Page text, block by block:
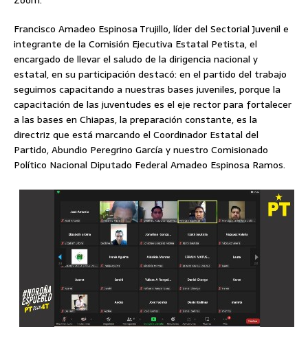
Francisco Amadeo Espinosa Trujillo, líder del Sectorial Juvenil e
integrante de la Comisión Ejecutiva Estatal Petista, el
encargado de llevar el saludo de la dirigencia nacional y
estatal, en su participación destacó: en el partido del trabajo
seguimos capacitando a nuestras bases juveniles, porque la
capacitación de las juventudes es el eje rector para fortalecer
a las bases en Chiapas, la preparación constante, es la
directriz que está marcando el Coordinador Estatal del
Partido, Abundio Peregrino García y nuestro Comisionado
Político Nacional Diputado Federal Amadeo Espinosa Ramos.